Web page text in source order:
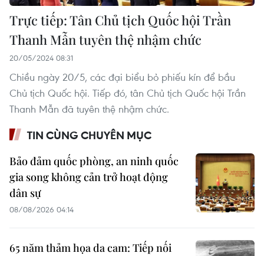
Trực tiếp: Tân Chủ tịch Quốc hội Trần
Thanh Mẫn tuyên thệ nhậm chức
20/05/2024 08:31
Chiều ngày 20/5, các đại biểu bỏ phiếu kín để bầu
Chủ tịch Quốc hội. Tiếp đó, tân Chủ tịch Quốc hội Trần
Thanh Mẫn đã tuyên thệ nhậm chức.
TIN CÙNG CHUYÊN MỤC
Bảo đảm quốc phòng, an ninh quốc
gia song không cản trở hoạt động
dân sự
08/08/2026 04:14
65 năm thảm họa da cam: Tiếp nối